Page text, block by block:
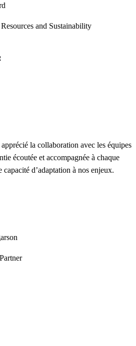
and Sustainability
la collaboration avec les équipes
écoutée et accompagnée à chaque
capacité d’adaptation à nos enjeux.